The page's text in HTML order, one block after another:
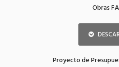
Obras
Proyecto de